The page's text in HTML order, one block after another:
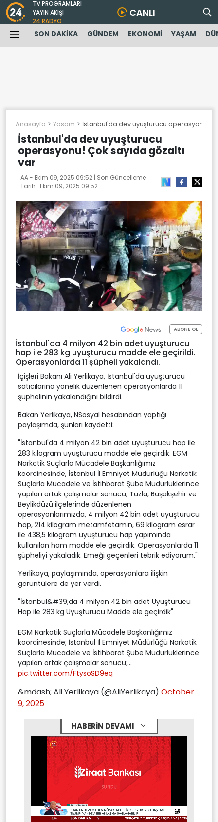
TV PROGRAMLARI
YAYIN AKIŞI
24 RADYO
CANLI
SON DAKİKA GÜNDEM EKONOMİ YAŞAM
Anasayfa Yasam İstanbul'da dev uyuşturucu operasyonu!
İstanbul'da dev uyuşturucu
operasyonu! Çok sayıda gözaltı
var
AA - Ekim 09, 2025 09:52 | Son Güncelleme
Tarihi: Ekim 09, 2025 09:52
ABONE OL
İstanbul'da 4 milyon 42 bin adet uyuşturucu
hap ile 283 kg uyuşturucu madde ele geçirildi.
Operasyonlarda 11 şüpheli yakalandı.
İçişleri Bakanı Ali Yerlikaya, İstanbul'da uyuşturucu
satıcılarına yönelik düzenlenen operasyonlarda 11
şüphelinin yakalandığını bildirdi.
Bakan Yerlikaya, NSosyal hesabından yaptığı
paylaşımda, şunları kaydetti:
"İstanbul'da 4 milyon 42 bin adet uyuşturucu hap ile
283 kilogram uyuşturucu madde ele geçirdik. EGM
Narkotik Suçlarla Mücadele Başkanlığımız
koordinesinde, İstanbul İl Emniyet Müdürlüğü Narkotik
Suçlarla Mücadele ve İstihbarat Şube Müdürlüklerince
yapılan ortak çalışmalar sonucu, Tuzla, Başakşehir ve
Beylikdüzü ilçelerinde düzenlenen
operasyonlarımızda, 4 milyon 42 bin adet uyuşturucu
hap, 214 kilogram metamfetamin, 69 kilogram esrar
ile 438,5 kilogram uyuşturucu hap yapımında
kullanılan ham madde ele geçirdik. Operasyonlarda 11
şüpheliyi yakaladık. Emeği geçenleri tebrik ediyorum."
Yerlikaya, paylaşımında, operasyonlara ilişkin
görüntülere de yer verdi.
"İstanbul&#39;da 4 milyon 42 bin adet Uyuşturucu
Hap ile 283 kg Uyuşturucu Madde ele geçirdik"
EGM Narkotik Suçlarla Mücadele Başkanlığımız
koordinesinde; İstanbul İl Emniyet Müdürlüğü Narkotik
Suçlarla Mücadele ve İstihbarat Şube Müdürlüklerince
yapılan ortak çalışmalar sonucu;...
pic.twitter.com/FtysoSD9eq
&mdash; Ali Yerlikaya (@AliYerlikaya) October
9, 2025
HABERİN DEVAMI
Mute Stream